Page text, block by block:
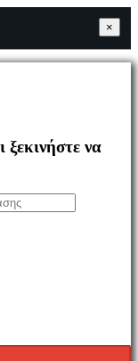
×
ξεκινήστε να
×
×